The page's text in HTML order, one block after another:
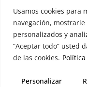
Usamos cookies para
navegación,
personalizados y
“Aceptar todo” usted
de las cookies.
Personalizar
Tel: (+34) 954
25 88 51